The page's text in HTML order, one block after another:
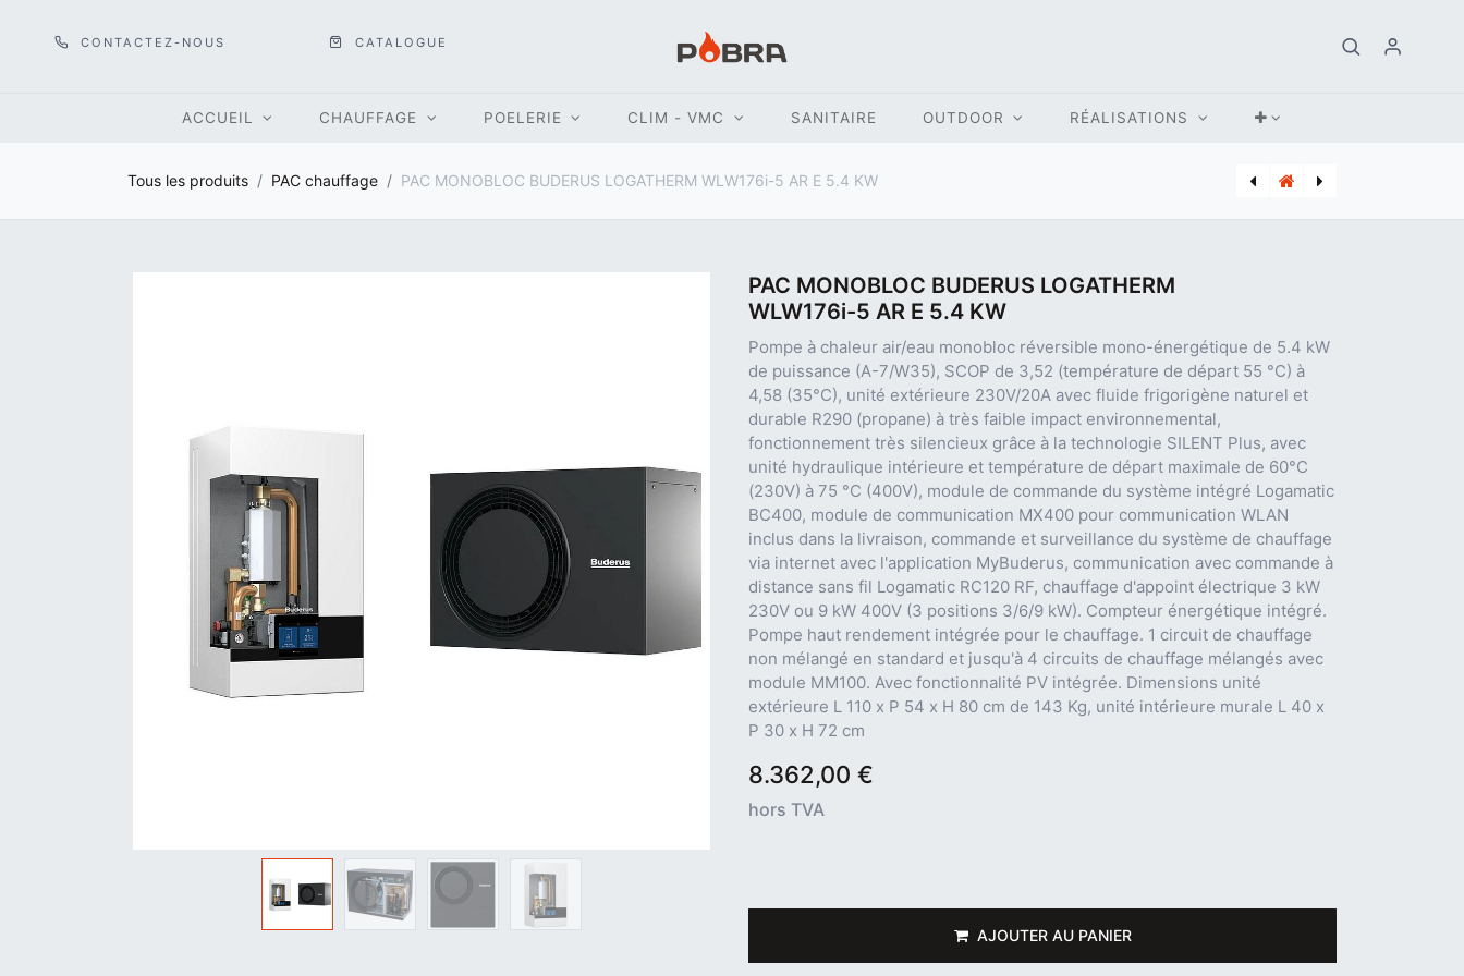
CONTACTEZ-NOUS CATALOGUE
ACCUEIL CHAUFFAGE POELERIE CLIM - VMC SANITAIRE OUTDOOR RÉALISATIONS
Tous les produits PAC chauffage PAC MONOBLOC BUDERUS LOGATHERM WLW176i-5 AR E 5.4 KW
PAC MONOBLOC BUDERUS LOGATHERM
WLW176i-5 AR E 5.4 KW
Pompe à chaleur air/eau monobloc réversible mono-énergétique de 5.4 kW
de puissance (A-7/W35), SCOP de 3,52 (température de départ 55 °C) à
4,58 (35°C), unité extérieure 230V/20A avec fluide frigorigène naturel et
durable R290 (propane) à très faible impact environnemental,
fonctionnement très silencieux grâce à la technologie SILENT Plus, avec
unité hydraulique intérieure et température de départ maximale de 60°C
(230V) à 75 °C (400V), module de commande du système intégré Logamatic
BC400, module de communication MX400 pour communication WLAN
inclus dans la livraison, commande et surveillance du système de chauffage
via internet avec l'application MyBuderus, communication avec commande à
distance sans fil Logamatic RC120 RF, chauffage d'appoint électrique 3 kW
230V ou 9 kW 400V (3 positions 3/6/9 kW). Compteur énergétique intégré.
Pompe haut rendement intégrée pour le chauffage. 1 circuit de chauffage
non mélangé en standard et jusqu'à 4 circuits de chauffage mélangés avec
module MM100. Avec fonctionnalité PV intégrée. Dimensions unité
extérieure L 110 x P 54 x H 80 cm de 143 Kg, unité intérieure murale L 40 x
P 30 x H 72 cm
8.362,00 €
hors TVA
AJOUTER AU PANIER